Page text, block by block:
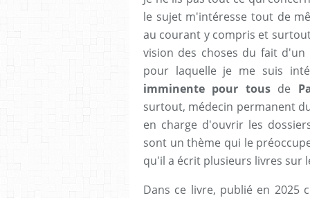
le sujet m'intéresse tout de
au courant y compris et
vision des choses du fait
pour laquelle je me suis
imminente pour tousde
surtout, médecin permanent
en charge d'ouvrir les
sont un thème qui le
qu'il a écrit plusieurs livres sur
Dans ce livre, publié en 2025